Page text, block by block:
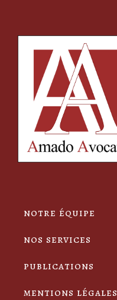
notre équipe
nos services
publications
mentions légales